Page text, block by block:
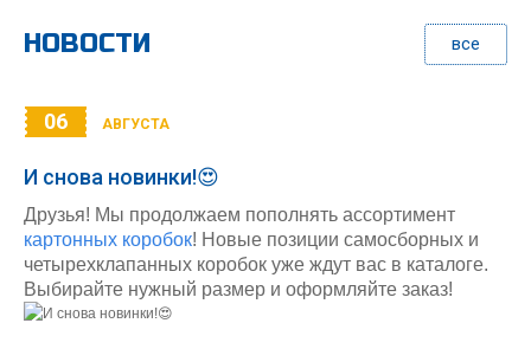
НОВОСТИ все
06 АВГУСТА
И снова новинки!😍
Друзья! Мы продолжаем пополнять ассортимент
картонных коробок! Новые позиции самосборных и
четырехклапанных коробок уже ждут вас в каталоге.
Выбирайте нужный размер и оформляйте заказ!